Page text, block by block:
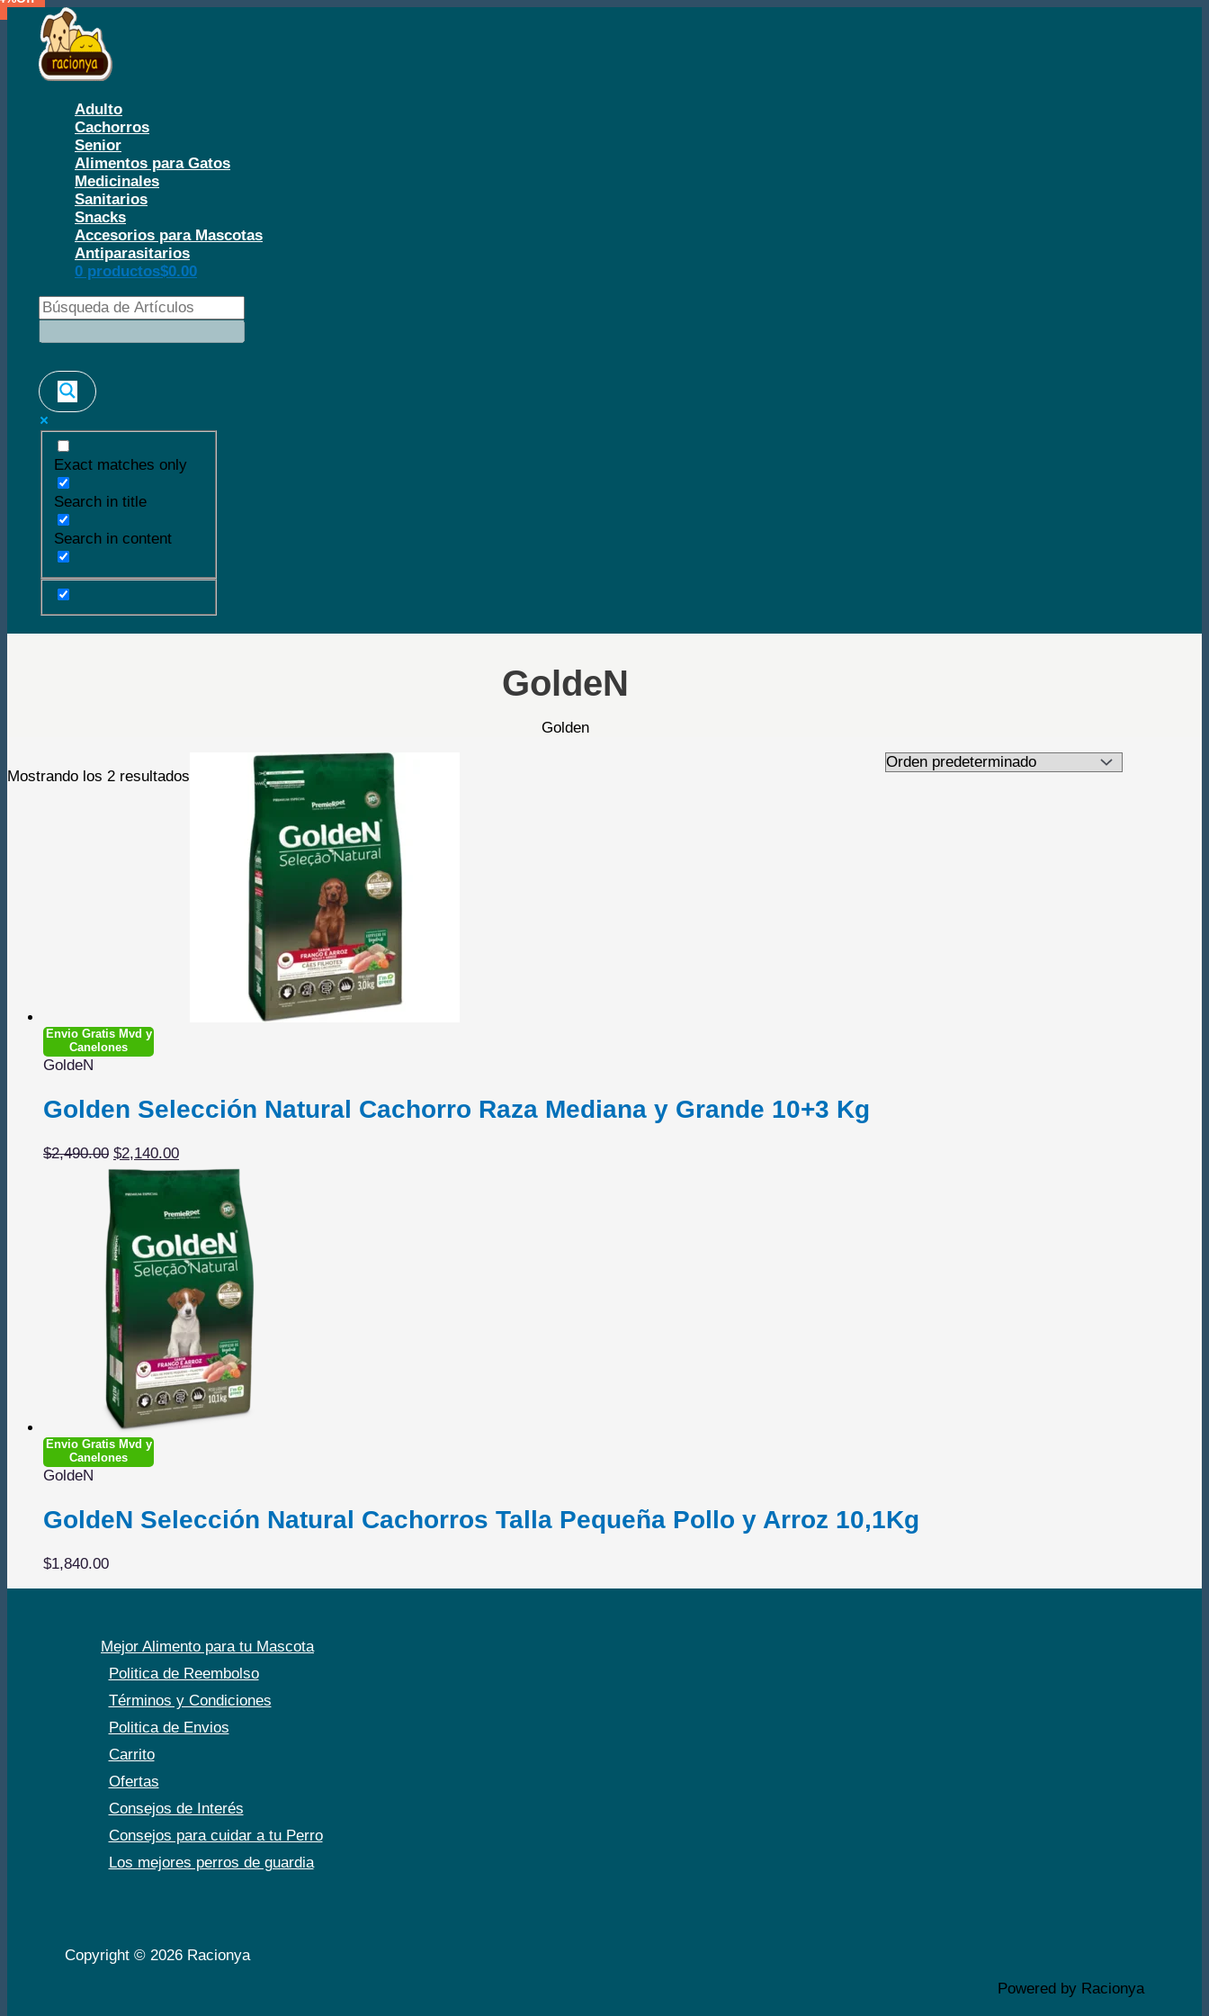
contenido
Adulto
Cachorros
Senior
Alimentos para Gatos
Medicinales
Sanitarios
Snacks
Accesorios para Mascotas
Antiparasitarios
0 productos$0.00
Exact matches only
Search in title
Search in content
GoldeN
Golden
Mostrando los 2 resultados
Envio Gratis Mvd y
Canelones
GoldeN
Golden Selección Natural Cachorro Raza Mediana y Grande 10+3 Kg
$2,490.00 El
precio
original
$2,490.00.
$2,140.00El
precio
es:
$2,140.00.
Envio Gratis Mvd y
Canelones
GoldeN
GoldeN Selección Natural Cachorros Talla Pequeña Pollo y Arroz 10,1Kg
$1,840.00
Mejor Alimento para tu Mascota
Politica de Reembolso
Términos y Condiciones
Politica de Envios
Carrito
Ofertas
Consejos de Interés
Consejos para cuidar a tu Perro
Los mejores perros de guardia
Copyright © 2026 Racionya
Powered by Racionya